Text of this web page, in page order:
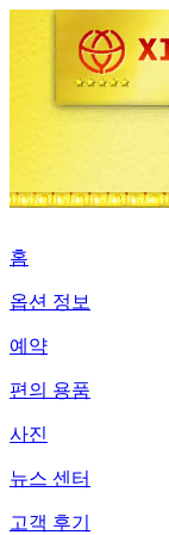
홈
옵션 정보
예약
편의 용품
사진
뉴스 센터
고객 후기